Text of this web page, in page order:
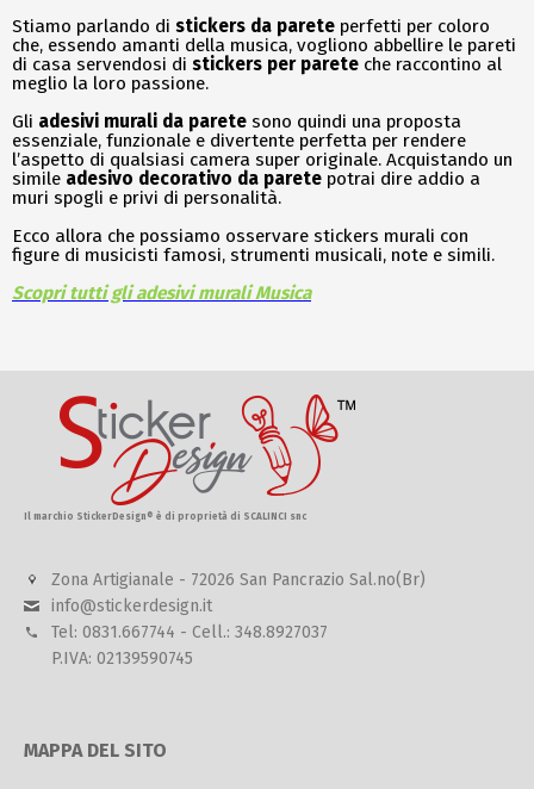
Stiamo parlando di stickers da parete perfetti per coloro
che, essendo amanti della musica, vogliono abbellire le pareti
di casa servendosi di stickers per parete che raccontino al
meglio la loro passione.
Gli adesivi murali da parete sono quindi una proposta
essenziale, funzionale e divertente perfetta per rendere
l’aspetto di qualsiasi camera super originale. Acquistando un
simile adesivo decorativo da parete potrai dire addio a
muri spogli e privi di personalità.
Ecco allora che possiamo osservare stickers murali con
figure di musicisti famosi, strumenti musicali, note e simili.
Scopri tutti gli adesivi murali Musica
Il marchio StickerDesign® è di proprietà di SCALINCI snc
Zona Artigianale - 72026 San Pancrazio Sal.no(Br)
info@stickerdesign.it
Tel: 0831.667744 - Cell.: 348.8927037
P.IVA: 02139590745
MAPPA DEL SITO